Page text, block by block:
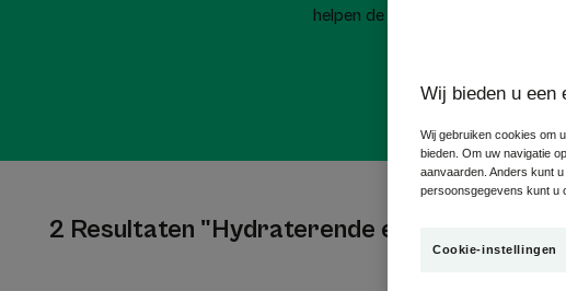
helpen de gevoelige huid te
2 Resultaten "Hydraterende en voedende
Wij bieden u een
Wij gebruiken cookies om
bieden. Om uw navigatie
aanvaarden. Anders kunt
persoonsgegevens kunt u
Cookie-instellingen